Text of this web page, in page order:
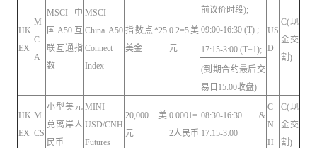
HK
EX
M
C
A
MSCI中
国A50互
联互通指
数
MSCI
China A50
Connect
Index
指数点*25
美金
0.2=5美
元
前议价时段);
US
D
C(现
金交
割)
09:00-16:30 (T) ;
17:15-3:00 (T+1);
(到期合约最后交
易日15:00收盘)
HK
EX
M
CS
小型美元
兑离岸人
民币
MINI
USD/CNH
Futures
20,000 美
元
0.0001=
2人民币
08:30-16:30 &
17:15-3:00
C
N
H
C(现
金交
割)